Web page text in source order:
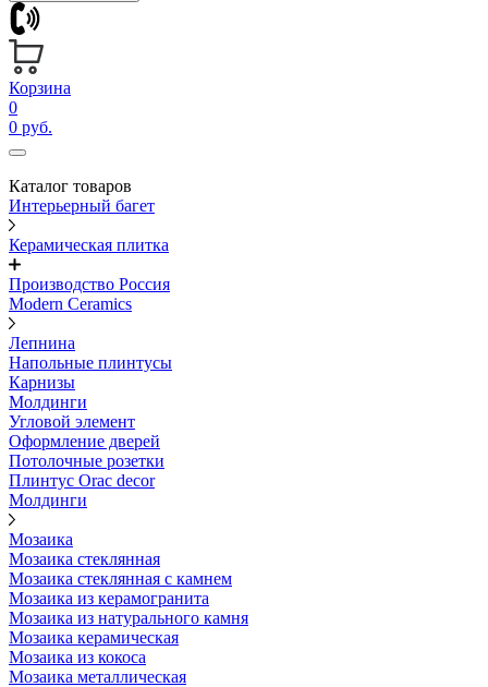
Корзина
0
0 руб.
Каталог товаров
Интерьерный багет
Керамическая плитка
Производство Россия
Modern Ceramics
Лепнина
Напольные плинтусы
Карнизы
Молдинги
Угловой элемент
Оформление дверей
Потолочные розетки
Плинтус Orac decor
Молдинги
Мозаика
Мозаика стеклянная
Мозаика стеклянная с камнем
Мозаика из керамогранита
Мозаика из натурального камня
Мозаика керамическая
Мозаика из кокоса
Мозаика металлическая